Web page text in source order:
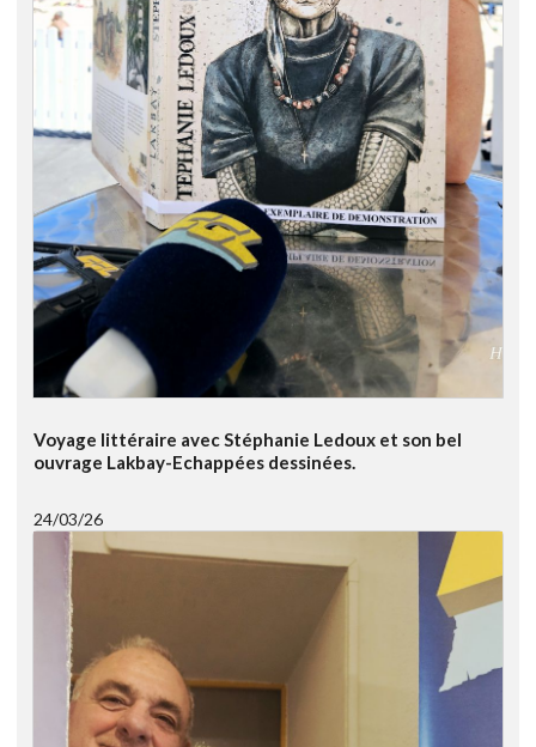
Voyage littéraire avec Stéphanie Ledoux et son bel
ouvrage Lakbay-Echappées dessinées.
24/03/26